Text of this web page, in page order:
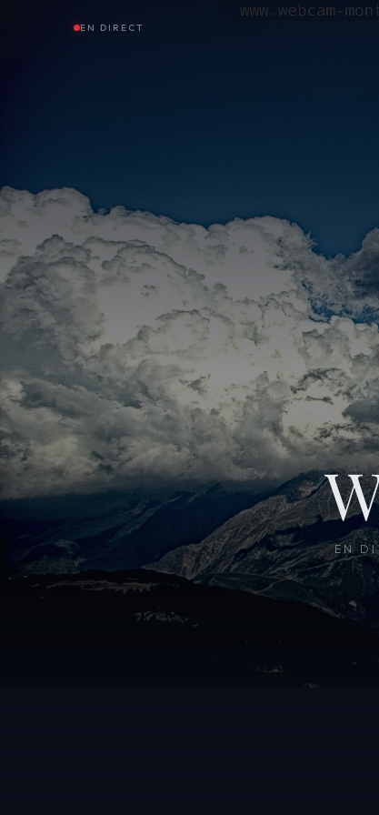
EN DIRECT
EN